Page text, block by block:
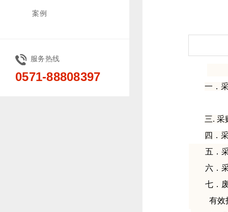
案例
服务热线
0571-88808397
一．
三. 采
四．
五．
六．
七．
有效